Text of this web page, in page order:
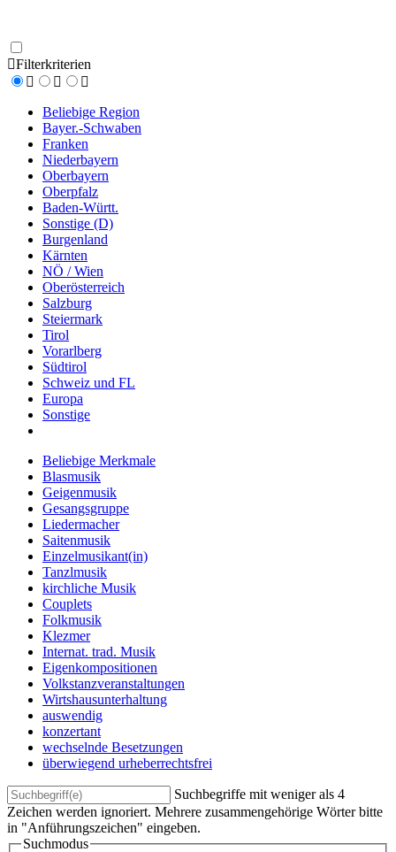
Filterkriterien
Beliebige Region
Bayer.-Schwaben
Franken
Niederbayern
Oberbayern
Oberpfalz
Baden-Württ.
Sonstige (D)
Burgenland
Kärnten
NÖ / Wien
Oberösterreich
Salzburg
Steiermark
Tirol
Vorarlberg
Südtirol
Schweiz und FL
Europa
Sonstige
Beliebige Merkmale
Blasmusik
Geigenmusik
Gesangsgruppe
Liedermacher
Saitenmusik
Einzelmusikant(in)
Tanzlmusik
kirchliche Musik
Couplets
Folkmusik
Klezmer
Internat. trad. Musik
Eigenkompositionen
Volkstanzveranstaltungen
Wirtshausunterhaltung
auswendig
konzertant
wechselnde Besetzungen
überwiegend urheberrechtsfrei
Suchbegriffe mit weniger als 4
Zeichen werden ignoriert. Mehrere zusammengehörige Wörter bitte
in "Anführungszeichen" eingeben.
Suchmodus